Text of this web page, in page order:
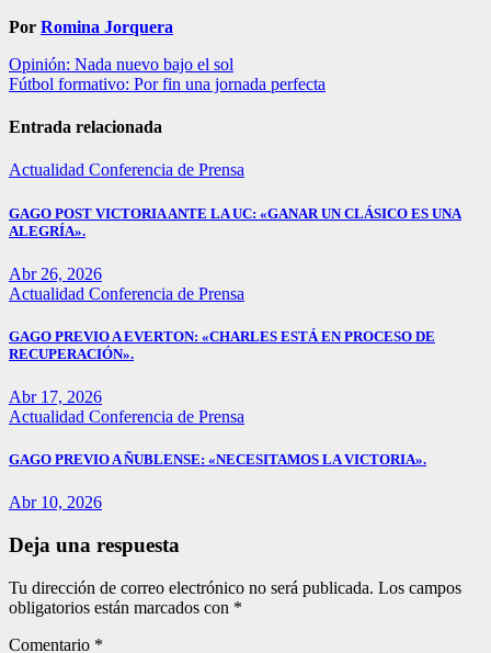
Por Romina Jorquera
Navegación
de
entradas
Opinión: Nada nuevo bajo el sol
Fútbol formativo: Por fin una jornada perfecta
Entrada relacionada
Actualidad Conferencia de Prensa
GAGO POST VICTORIA ANTE LA UC: «GANAR UN CLÁSICO ES UNA
ALEGRÍA».
Abr 26, 2026
Actualidad Conferencia de Prensa
GAGO PREVIO A EVERTON: «CHARLES ESTÁ EN PROCESO DE
RECUPERACIÓN».
Abr 17, 2026
Actualidad Conferencia de Prensa
GAGO PREVIO A ÑUBLENSE: «NECESITAMOS LA VICTORIA».
Abr 10, 2026
Deja una respuesta
Tu dirección de correo electrónico no será publicada. Los campos
obligatorios están marcados con *
Comentario *